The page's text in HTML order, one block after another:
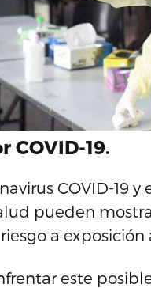
COVID-19.
COVID-19
pueden
a exposición
este